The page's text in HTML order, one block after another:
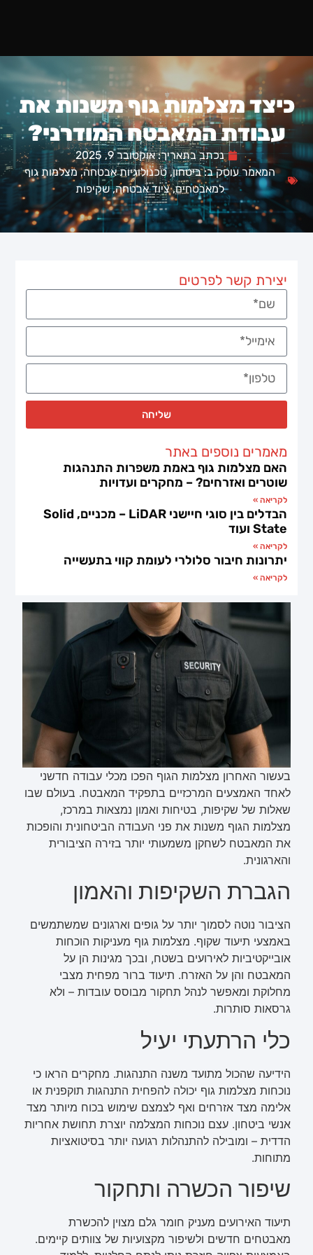
כיצד מצלמות גוף משנות את
עבודת המאבטח המודרני?
נכתב בתאריך: אוקטובר 9, 2025
המאמר עוסק ב:ביטחון,טכנולוגיות אבטחה,מצלמות גוף
למאבטחים,ציוד אבטחה,שקיפות
בעשור האחרון מצלמות הגוף הפכו מכלי עבודה חדשני
לאחד האמצעים המרכזיים בתפקיד המאבטח. בעולם שבו
שאלות של שקיפות, בטיחות ואמון נמצאות במרכז,
מצלמות הגוף משנות את פני העבודה הביטחונית והופכות
את המאבטח לשחקן משמעותי יותר בזירה הציבורית
והארגונית.
הגברת השקיפות והאמון
הציבור נוטה לסמוך יותר על גופים וארגונים שמשתמשים
באמצעי תיעוד שקוף. מצלמות גוף מעניקות הוכחות
אובייקטיביות לאירועים בשטח, ובכך מגינות הן על
המאבטח והן על האזרח. תיעוד ברור מפחית מצבי
מחלוקת ומאפשר לנהל תחקור מבוסס עובדות – ולא
גרסאות סותרות.
כלי הרתעתי יעיל
הידיעה שהכול מתועד משנה התנהגות. מחקרים הראו כי
נוכחות מצלמות גוף יכולה להפחית התנהגות תוקפנית או
אלימה מצד אזרחים ואף לצמצם שימוש בכוח מיותר מצד
אנשי ביטחון. עצם נוכחות המצלמה יוצרת תחושת אחריות
הדדית – ומובילה להתנהלות רגועה יותר בסיטואציות
מתוחות.
שיפור הכשרה ותחקור
תיעוד האירועים מעניק חומר גלם מצוין להכשרת
מאבטחים חדשים ולשיפור מקצועיות של צוותים קיימים.
יצירת קשר לפרטים
שליחה
מאמרים נוספים באתר
האם מצלמות גוף באמת משפרות התנהגות
שוטרים ואזרחים? – מחקרים ועדויות
לקריאה »
הבדלים בין סוגי חיישני LiDAR – מכניים, Solid
State ועוד
לקריאה »
יתרונות חיבור סלולרי לעומת קווי בתעשייה
לקריאה »